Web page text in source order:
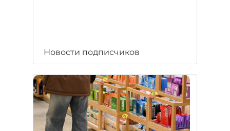
Новости подписчиков